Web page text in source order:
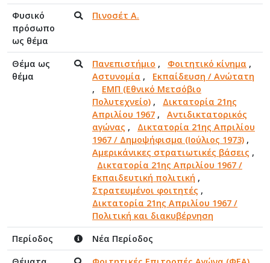
Φυσικό
πρόσωπο
ως θέμα
Πινοσέτ Α.
Θέμα ως
θέμα
Πανεπιστήμιο , Φοιτητικό κίνημα ,
Αστυνομία , Εκπαίδευση / Ανώτατη
, ΕΜΠ (Εθνικό Μετσόβιο
Πολυτεχνείο) , Δικτατορία 21ης
Απριλίου 1967 , Αντιδικτατορικός
αγώνας , Δικτατορία 21ης Απριλίου
1967 / Δημοψήφισμα (Ιούλιος 1973) ,
Αμερικάνικες στρατιωτικές βάσεις ,
Δικτατορία 21ης Απριλίου 1967 /
Εκπαιδευτική πολιτική ,
Στρατευμένοι φοιτητές ,
Δικτατορία 21ης Απριλίου 1967 /
Πολιτική και διακυβέρνηση
Περίοδος
Νέα Περίοδος